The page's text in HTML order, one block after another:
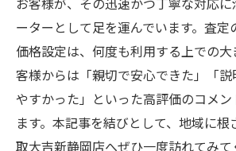
ーターとして足を運んでいます。査定
価格設定は、何度も利用する上での
客様からは「親切で安心できた」「
やすかった」といった高評価のコメ
ます。本記事を結びとして、地域に根
取大吉新静岡店へぜひ一度訪れてみ